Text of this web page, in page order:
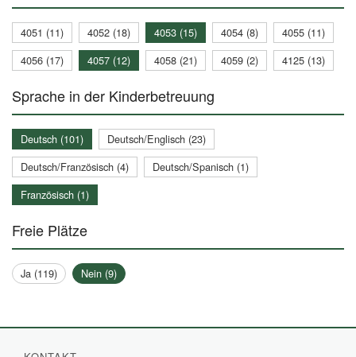
4051 (11) 4052 (18) 4053 (15) 4054 (8)
4055 (11)
4056 (17)
4057 (12) 4058 (21) 4059 (2) 4125 (13)
Sprache in der Kinderbetreuung
Deutsch (101)
Deutsch/Englisch (23)
Deutsch/Französisch (4)
Deutsch/Spanisch (1)
Französisch (1)
Freie Plätze
Ja (119) Nein (9)